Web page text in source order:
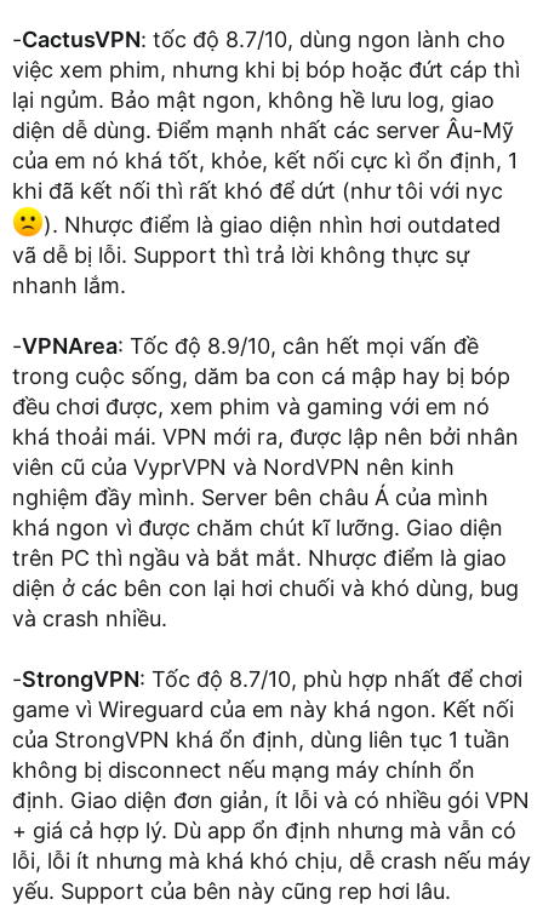
-CactusVPN: tốc độ 8.7/10, dùng ngon lành cho
việc xem phim, nhưng khi bị bóp hoặc đứt cáp thì
lại ngủm. Bảo mật ngon, không hề lưu log, giao
diện dễ dùng. Điểm mạnh nhất các server Âu-Mỹ
của em nó khá tốt, khỏe, kết nối cực kì ổn định, 1
khi đã kết nối thì rất khó để dứt (như tôi với nyc
). Nhược điểm là giao diện nhìn hơi outdated
vã dễ bị lỗi. Support thì trả lời không thực sự
nhanh lắm.
-VPNArea: Tốc độ 8.9/10, cân hết mọi vấn đề
trong cuộc sống, dăm ba con cá mập hay bị bóp
đều chơi được, xem phim và gaming với em nó
khá thoải mái. VPN mới ra, được lập nên bởi nhân
viên cũ của VyprVPN và NordVPN nên kinh
nghiệm đầy mình. Server bên châu Á của mình
khá ngon vì được chăm chút kĩ lưỡng. Giao diện
trên PC thì ngầu và bắt mắt. Nhược điểm là giao
diện ở các bên con lại hơi chuối và khó dùng, bug
và crash nhiều.
-StrongVPN: Tốc độ 8.7/10, phù hợp nhất để chơi
game vì Wireguard của em này khá ngon. Kết nối
của StrongVPN khá ổn định, dùng liên tục 1 tuần
không bị disconnect nếu mạng máy chính ổn
định. Giao diện đơn giản, ít lỗi và có nhiều gói VPN
+ giá cả hợp lý. Dù app ổn định nhưng mà vẫn có
lỗi, lỗi ít nhưng mà khá khó chịu, dễ crash nếu máy
yếu. Support của bên này cũng rep hơi lâu.